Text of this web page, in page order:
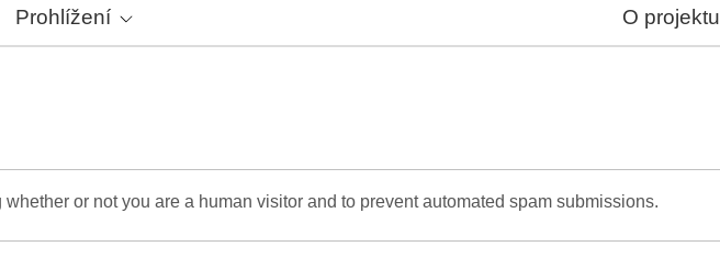
Prohlížení O projektu
or not you are a human visitor and to prevent automated spam submissions.